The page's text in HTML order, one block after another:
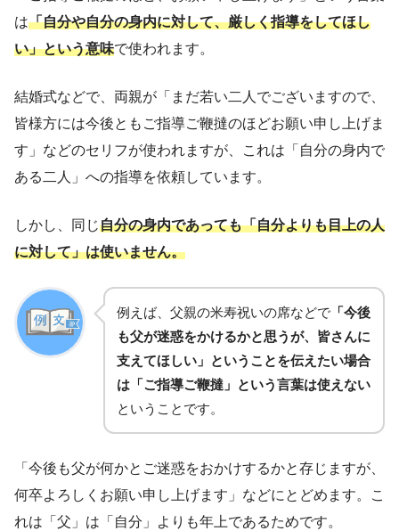
は「自分や自分の身内に対して、厳しく指導をしてほし
い」という意味で使われます。
結婚式などで、両親が「まだ若い二人でございますので、
皆様方には今後ともご指導ご鞭撻のほどお願い申し上げま
す」などのセリフが使われますが、これは「自分の身内で
ある二人」への指導を依頼しています。
しかし、同じ自分の身内であっても「自分よりも目上の人
に対して」は使いません。
例えば、父親の米寿祝いの席などで 「今後
も父が迷惑をかけるかと思うが、皆さんに
支えてほしい」ということを伝えたい場合
は「ご指導ご鞭撻」という言葉は使えない
ということです。
「今後も父が何かとご迷惑をおかけするかと存じますが、
何卒よろしくお願い申し上げます」などにとどめます。こ
れは「父」は「自分」よりも年上であるためです。